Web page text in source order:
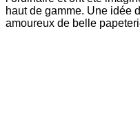
haut de gamme. Une idée
amoureux de belle